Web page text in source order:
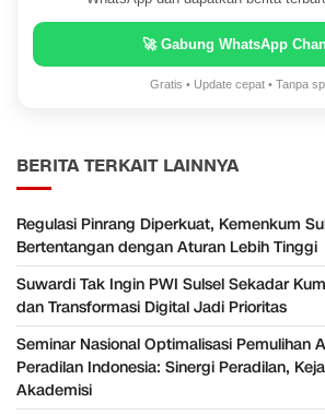
🚀 Gabung WhatsApp
Gratis • Update cepat • Tanpa
BERITA TERKAIT LAINNYA
Regulasi Pinrang Diperkuat, Kemenkum
Bertentangan dengan Aturan Lebih Tinggi
Suwardi Tak Ingin PWI Sulsel Sekadar
dan Transformasi Digital Jadi Prioritas
Seminar Nasional Optimalisasi Pemulihan
Peradilan Indonesia: Sinergi Peradilan,
Akademisi